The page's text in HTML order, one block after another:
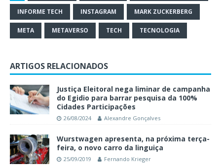
INFORME TECH INSTAGRAM MARK ZUCKERBERG
META METAVERSO TECH TECNOLOGIA
ARTIGOS RELACIONADOS
Justiça Eleitoral nega liminar de campanha
do Egidio para barrar pesquisa da 100%
Cidades Participações
26/08/2024 Alexandre Gonçalves
Wurstwagen apresenta, na próxima terça-
feira, o novo carro da linguiça
25/09/2019 Fernando Krieger